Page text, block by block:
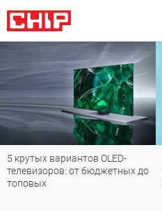
5 крутых вариантов OLED-
телевизоров: от бюджетных до
топовых